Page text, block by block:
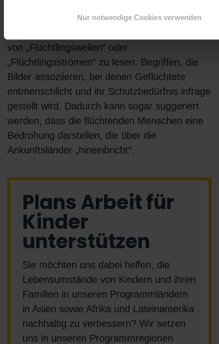
Nur notwendige Cookies verwenden
Globalen Süden zum Beispiel oft als „Massen“
von „Flüchtlingswellen“ oder
„Flüchtlingsströmen“ zu lesen. Begriffen, die
Bilder assoziieren, bei denen Geflüchtete
entmenschlicht und ihr Schutzbedürfnis infrage
gestellt wird. Dadurch kann sogar suggeriert
werden, dass die flüchtenden Menschen eine
Bedrohung darstellen, die über die
Ankunftsländer „hineinbricht”.
Plans Arbeit für
Kinder
unterstützen
Sie möchten uns dabei helfen, die
Lebensumstände von Kindern und ihren
Familien in unseren Programmländern
in Asien sowie Afrika und Lateinamerika
nachhaltig zu verbessern? Wir setzen
uns in unseren Programmregionen